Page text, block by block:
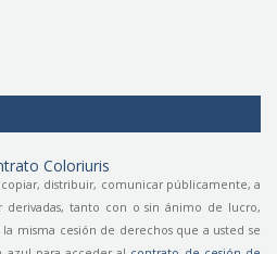
distribuir, comunicar públicamente, a
derivadas, tanto con o sin ánimo de lucro,
misma cesión de derechos que a usted se